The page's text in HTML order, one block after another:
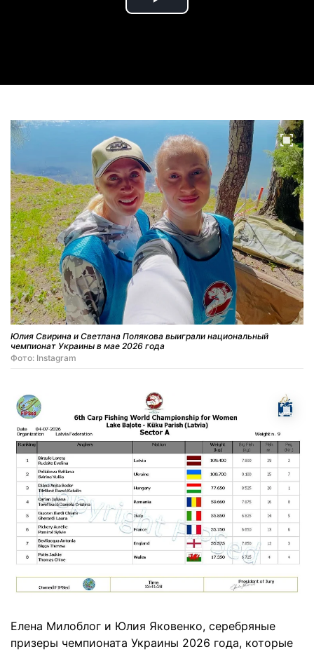
Play
Юлия Свирина и Светлана Полякова выиграли национальный
чемпионат Украины в мае 2026 года
Фото: Instagram
Елена Милоблог и Юлия Яковенко, серебряные
призеры чемпионата Украины 2026 года, которые